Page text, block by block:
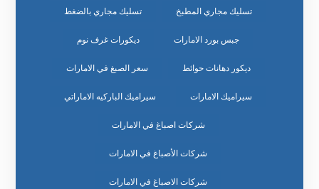
تسليك مجاري المطبخ تسليك مجاري بالضغط
جبس بورد الامارات ديكورات غرف نوم
ديكور دهانات حوائط سعر الصبغ في الامارات
سيراميك الامارات سيراميك الباركيه الاماراتي
شركات اصباغ في الامارات
شركات الأصباغ في الامارات
شركات الاصباغ في الامارات